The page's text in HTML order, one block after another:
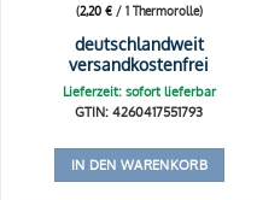
(2,20 €/ 1 Thermorolle)
deutschlandweit
versandkostenfrei
Lieferzeit: sofort lieferbar
GTIN: 4260417551793
IN DEN WARENKORB